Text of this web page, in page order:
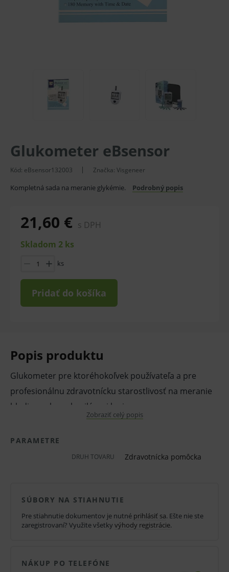
Glukometer eBsensor
Kód: eBsensor132003 Značka: Visgeneer
Kompletná sada na meranie glykémie. Podrobný popis
21,60 € s DPH
Skladom 2 ks
ks
Pridať do košíka
Popis produktu
Glukometer pre ktoréhokoľvek používateľa a pre
profesionálnu zdravotnícku starostlivosť na meranie
hladiny cukru v kapilárnej krvi.
Rýchle výsledky do 10 sekúnd.
Obsahuje: prístroj, pero, 10 lanciet a 10 prúžkov,
• Prístroj na meranie glukózy
• Veľký čitateľný LCD displej
• Jednoduché meranie z kapilárnej kvapky krvi
• Pamäť pre 180 meraní s dátumom a časom
Zobraziť celý popis
PARAMETRE
DRUH TOVARU Zdravotnícka pomôcka
SÚBORY NA STIAHNUTIE
Pre stiahnutie dokumentov je nutné prihlásiť sa. Ešte nie ste
zaregistrovaní? Využite všetky výhody registrácie.
NÁKUP PO TELEFÓNE